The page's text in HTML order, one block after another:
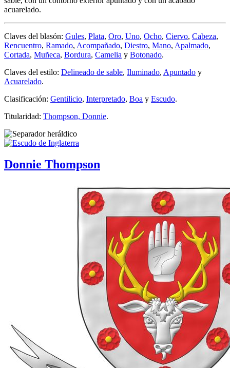
acuarelado.
Claves del blasón: Gules, Plata, Oro, Uno, Ocho, Ciervo, Cabeza,
Rencuentro, Ramado, Acompañado, Diestro, Mano, Apalmado,
Cortada, Muñeca, Bordura, Camelia y Botonado.
Claves del estilo: Delineado de sable, Iluminado, Apuntado y
Acuarelado.
Clasificación: Gentilicio, Interpretado, Boa y Escudo.
Titularidad: Thompson, Donnie.
Donnie Thompson